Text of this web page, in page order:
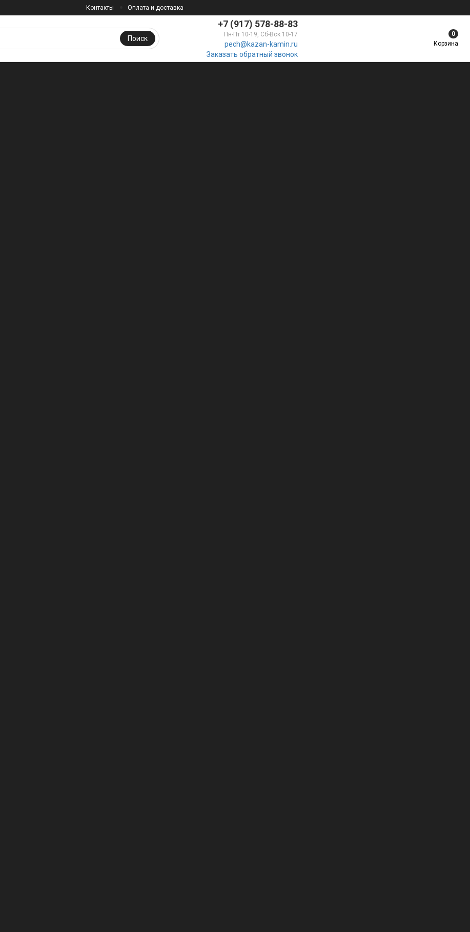
Контакты Оплата и доставка
+7 (917) 578-88-83
Пн-Пт 10-19, Сб-Вск 10-17
pech@kazan-kamin.ru
Заказать обратный звонок
Поиск
0
Корзина